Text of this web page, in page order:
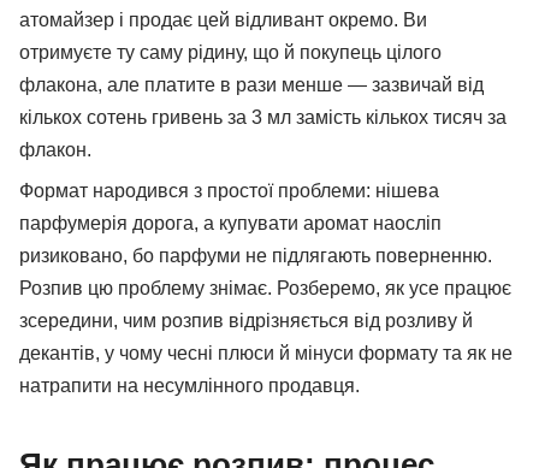
атомайзер і продає цей відливант окремо. Ви
отримуєте ту саму рідину, що й покупець цілого
флакона, але платите в рази менше — зазвичай від
кількох сотень гривень за 3 мл замість кількох тисяч за
флакон.
Формат народився з простої проблеми: нішева
парфумерія дорога, а купувати аромат наосліп
ризиковано, бо парфуми не підлягають поверненню.
Розпив цю проблему знімає. Розберемо, як усе працює
зсередини, чим розпив відрізняється від розливу й
декантів, у чому чесні плюси й мінуси формату та як не
натрапити на несумлінного продавця.